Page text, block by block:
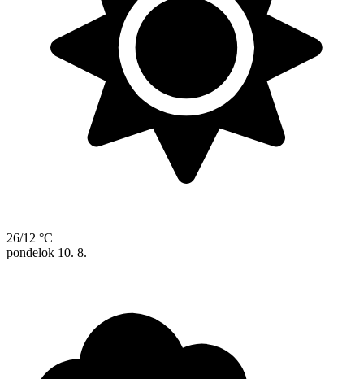
26/12 °C
pondelok 10. 8.